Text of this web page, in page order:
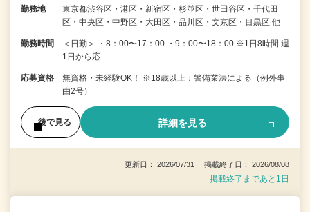
勤務地
東京都渋谷区・港区・新宿区・杉並区・世田谷区・千代田
区・中央区・中野区・大田区・品川区・文京区・目黒区 他
勤務時間
＜日勤＞ ・8：00〜17：00 ・9：00〜18：00 ※1日8時間 週
1日から応…
応募資格
無資格・未経験OK！ ※18歳以上：警備業法による（例外事
由2号）
後で見る 詳細を見る
更新日： 2026/07/31 掲載終了日： 2026/08/08
掲載終了まであと1日